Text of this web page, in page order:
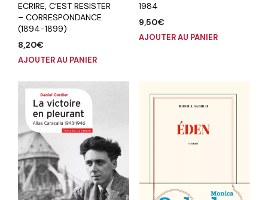
ECRIRE, C’EST RESISTER
– CORRESPONDANCE
(1894-1899)
8,20€
AJOUTER AU PANIER
1984
9,50€
AJOUTER AU PANIER